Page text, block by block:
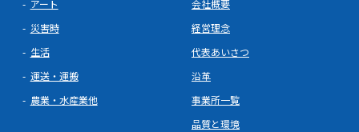
アート
災害時
生活
運送・運搬
農業・水産業他
会社概要
経営理念
代表あいさつ
沿革
事業所一覧
品質と環境